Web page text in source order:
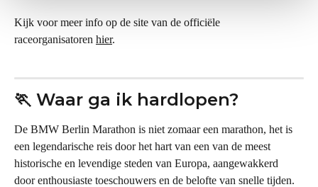
Kijk voor meer info op de site van de officiële
raceorganisatoren hier.
🏃 Waar ga ik hardlopen?
De BMW Berlin Marathon is niet zomaar een marathon, het is
een legendarische reis door het hart van een van de meest
historische en levendige steden van Europa, aangewakkerd
door enthousiaste toeschouwers en de belofte van snelle tijden.